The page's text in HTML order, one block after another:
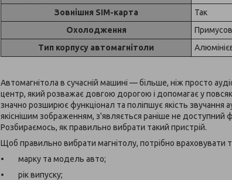
Зовнішня SIM-карта
Так
Охолодження
Тип корпусу автомагнітоли
Автомагнітола в сучасній машині — більше, ніж просто
центр, який розважає довгою дорогою і допомагає у
значно розширює функціонал та поліпшує якість звучання
якіснішим зображенням, з'являється раніше не доступний
Розбираємось, як правильно вибрати такий пристрій.
Щоб правильно вибрати магнітолу, потрібно враховувати
• марку та модель авто;
• рік випуску;